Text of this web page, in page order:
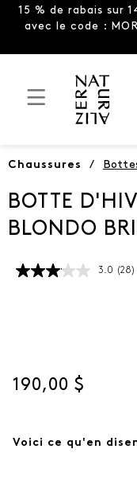
15 % de rabais sur
avec le code :
Chaussures /
BOTTE
BLONDO
3.0 Lire
(28)
Prix actuel
190,00 $
Voici ce qu'en